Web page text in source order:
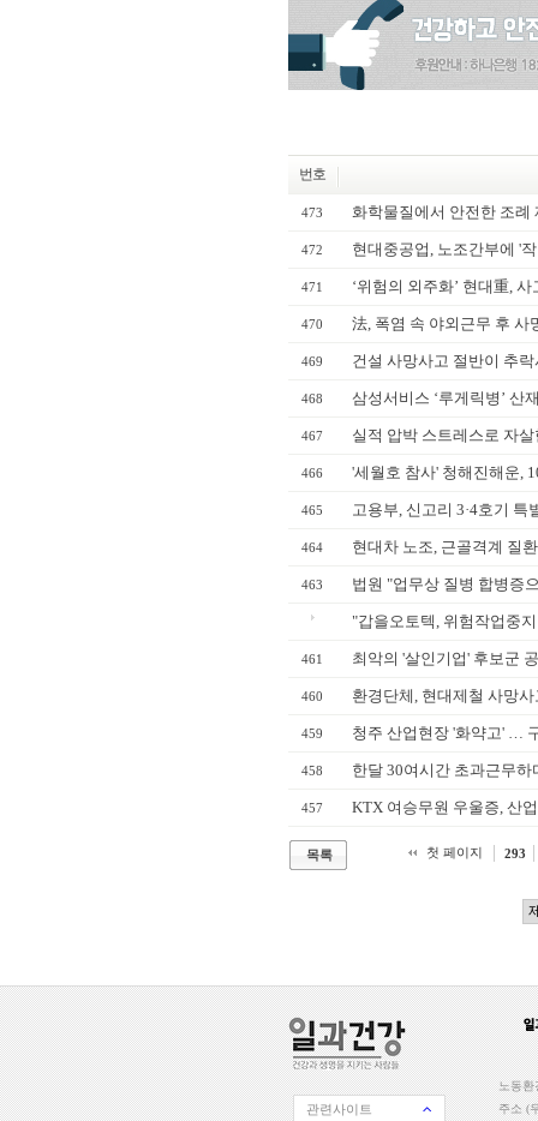
번호
473 화학물질에서 안전한 조례
472 현대중공업, 노조간부에 '
471 ‘위험의 외주화’ 현대重,
470 法, 폭염 속 야외근무 후 사
469 건설 사망사고 절반이 추
468 삼성서비스 ‘루게릭병’ 산
467 실적 압박 스트레스로 자
466 '세월호 참사' 청해진해운,
465 고용부, 신고리 3·4호기
464 현대차 노조, 근골격계 질
463 법원 "업무상 질병 합병증
"갑을오토텍, 위험작업중
461 최악의 '살인기업' 후보군
460 환경단체, 현대제철 사망
459 청주 산업현장 '화약고' …
458 한달 30여시간 초과근무
457 KTX 여승무원 우울증, 산
목록 첫 페이지 293
관련사이트
노동환
주소 (